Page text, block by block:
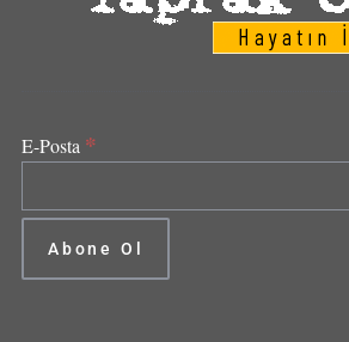
E-Posta *